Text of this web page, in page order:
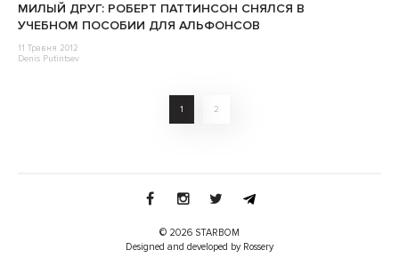
МИЛЫЙ ДРУГ: РОБЕРТ ПАТТИНСОН СНЯЛСЯ В
УЧЕБНОМ ПОСОБИИ ДЛЯ АЛЬФОНСОВ
11 Травня 2012
Denis Putintsev
1 2
© 2026 STARBOM
Designed and developed by Rossery